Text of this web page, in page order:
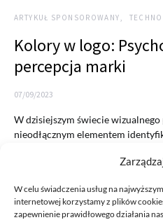
W celu świadczenia usług na
internetowej korzystamy z plików
zapewnienie prawidłowego działania
ARTYKUŁ SPONSOROWANY
Kolory w logo:
percepcja marki
07/09/2023
W dzisiejszym świecie
nieodłącznym elementem
READ MORE